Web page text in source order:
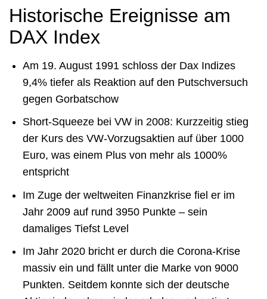
Historische Ereignisse am
DAX Index
Am 19. August 1991 schloss der Dax Indizes
9,4% tiefer als Reaktion auf den Putschversuch
gegen Gorbatschow
Short-Squeeze bei VW in 2008: Kurzzeitig stieg
der Kurs des VW-Vorzugsaktien auf über 1000
Euro, was einem Plus von mehr als 1000%
entspricht
Im Zuge der weltweiten Finanzkrise fiel er im
Jahr 2009 auf rund 3950 Punkte – sein
damaliges Tiefst Level
Im Jahr 2020 bricht er durch die Corona-Krise
massiv ein und fällt unter die Marke von 9000
Punkten. Seitdem konnte sich der deutsche